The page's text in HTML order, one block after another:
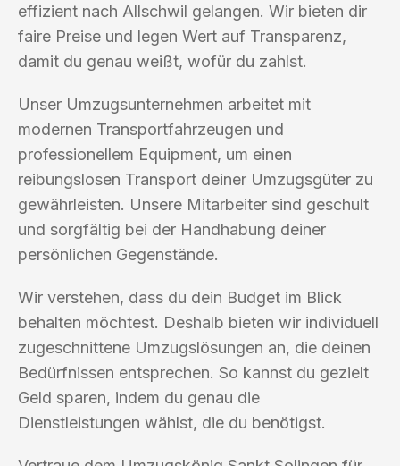
effizient nach Allschwil gelangen. Wir bieten dir
faire Preise und legen Wert auf Transparenz,
damit du genau weißt, wofür du zahlst.
Unser Umzugsunternehmen arbeitet mit
modernen Transportfahrzeugen und
professionellem Equipment, um einen
reibungslosen Transport deiner Umzugsgüter zu
gewährleisten. Unsere Mitarbeiter sind geschult
und sorgfältig bei der Handhabung deiner
persönlichen Gegenstände.
Wir verstehen, dass du dein Budget im Blick
behalten möchtest. Deshalb bieten wir individuell
zugeschnittene Umzugslösungen an, die deinen
Bedürfnissen entsprechen. So kannst du gezielt
Geld sparen, indem du genau die
Dienstleistungen wählst, die du benötigst.